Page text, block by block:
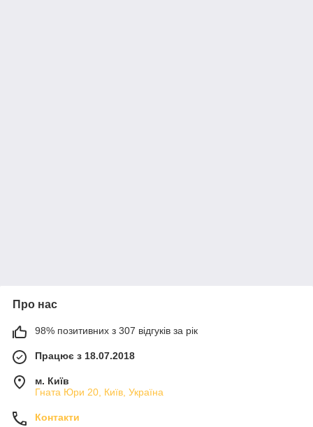
Про нас
98% позитивних з 307 відгуків за рік
Працює з 18.07.2018
м. Київ
Гната Юри 20, Київ, Україна
Контакти